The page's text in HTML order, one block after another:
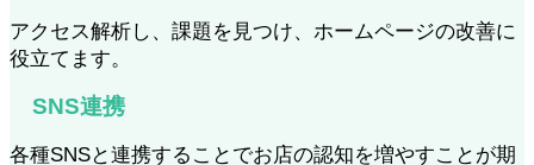
アクセス解析し、課題を見つけ、ホームページの改善に
役立てます。
SNS連携
各種SNSと連携することでお店の認知を増やすことが期